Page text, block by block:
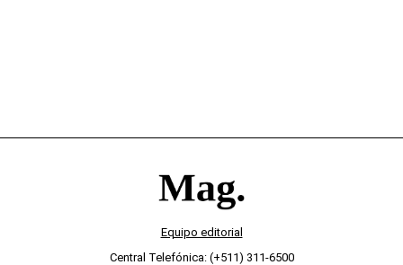
Equipo editorial
Central Telefónica: (+511) 311-6500